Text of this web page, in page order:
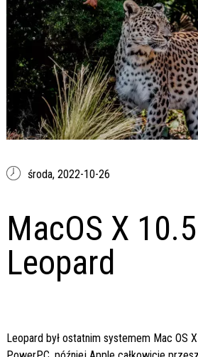
środa, 2022-10-26
MacOS X 10.5
Leopard
Leopard był ostatnim systemem Mac OS